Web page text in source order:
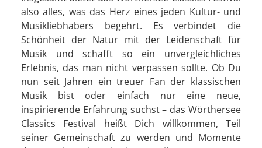
also alles, was das Herz eines jeden Kultur- und
Musikliebhabers begehrt. Es verbindet die
Schönheit der Natur mit der Leidenschaft für
Musik und schafft so ein unvergleichliches
Erlebnis, das man nicht verpassen sollte. Ob Du
nun seit Jahren ein treuer Fan der klassischen
Musik bist oder einfach nur eine neue,
inspirierende Erfahrung suchst – das Wörthersee
Classics Festival heißt Dich willkommen, Teil
seiner Gemeinschaft zu werden und Momente